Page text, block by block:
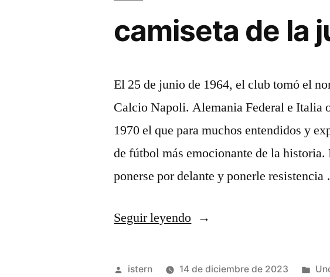
camiseta de la
El 25 de junio de 1964, el club tomó el
Calcio Napoli. Alemania Federal e Italia
1970 el que para muchos entendidos y
de fútbol más emocionante de la
ponerse por delante y ponerle
Seguir leyendo«camiseta
la
Publicado
istern 14 de diciembre de 2023